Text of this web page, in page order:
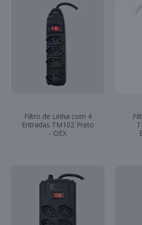
Filtro de Linha com 4
Entradas TM102 Preto
- OEX